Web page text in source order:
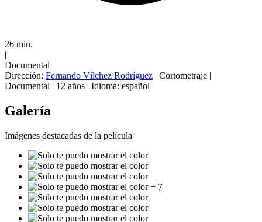
26 min.
|
Documental
Dirección: Fernando Vílchez Rodríguez | Cortometraje |
Documental | 12 años | Idioma: español |
Galería
Imágenes destacadas de la película
+ 7